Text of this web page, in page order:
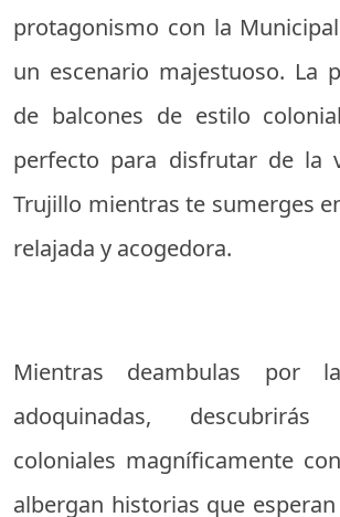
protagonismo con la
un escenario majestuoso. La
de balcones de estilo
perfecto para disfrutar de la
Trujillo mientras te sumerges
relajada y acogedora.
Mientras deambulas por
adoquinadas, descubrirás
coloniales magníficamente
albergan historias que